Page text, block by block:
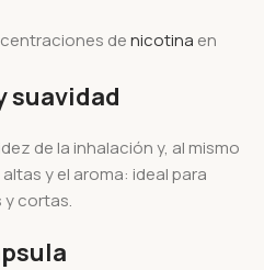
denicotina en
suavidad
de la inhalación y, al mismo
y el aroma: ideal para
y cortas.